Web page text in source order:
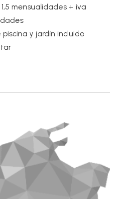
mensualidades + iva
y jardín incluido